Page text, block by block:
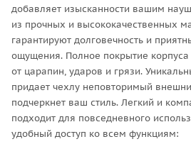
добавляет изысканности вашим
из прочных и высококачественных
гарантируют долговечность и
ощущения. Полное покрытие
от царапин, ударов и грязи.
придает чехлу неповторимый
подчеркнет ваш стиль. Легкий и
подходит для повседневного
удобный доступ ко всем функциям: